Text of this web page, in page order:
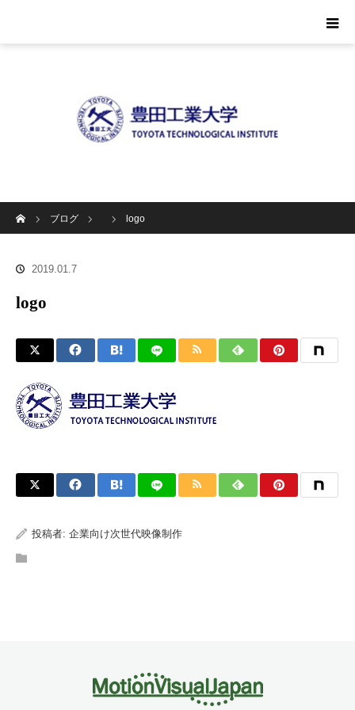
ブログ
logo
2019.01.7
logo
投稿者: 企業向け次世代映像制作